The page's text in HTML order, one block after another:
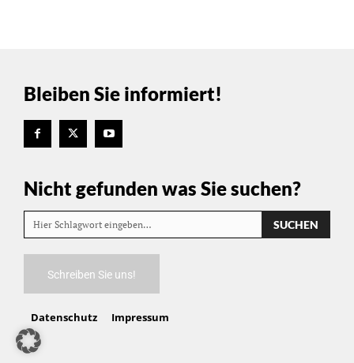
Bleiben Sie informiert!
Nicht gefunden was Sie suchen?
Hier Schlagwort eingeben… SUCHEN
Schreiben Sie uns!
Datenschutz Impressum